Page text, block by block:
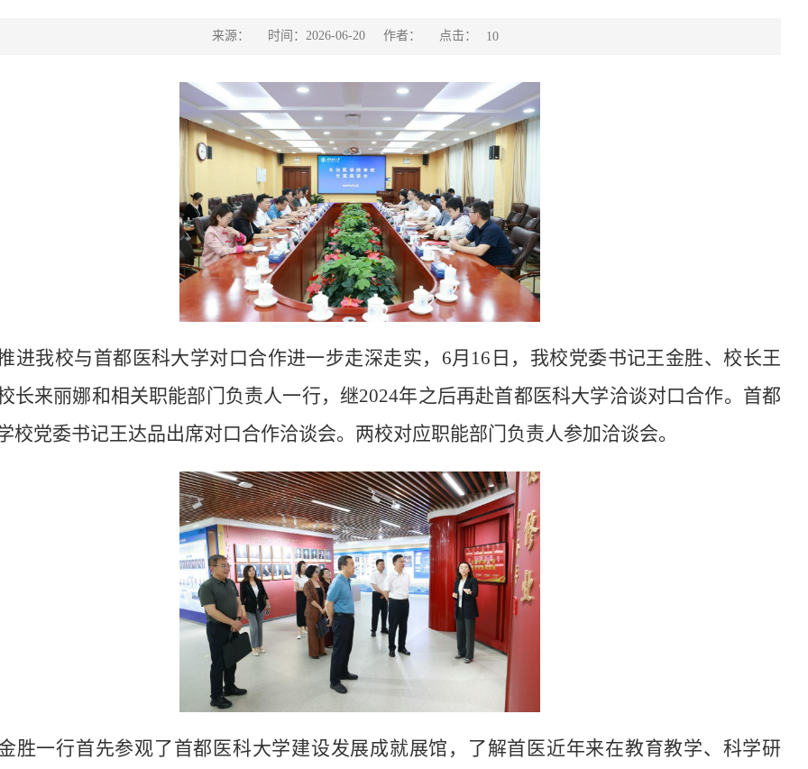
来源： 时间：2026-06-20 作者： 点击： 10
进我校与首都医科大学对口合作进一步走深走实， 6月 16日 ， 我校党委书记王金胜、校长王
长来丽娜和相关职能部门负责人一行，继2024年之后再赴首都医科大学洽谈对口合作。 首都
校党委书记王达品出席对口合作洽谈会。两校对应职能部门负责人参加洽谈会。
胜一行首先参观了首都医科大学建设发展成就展馆，了解首医近年来在教育教学、科学研